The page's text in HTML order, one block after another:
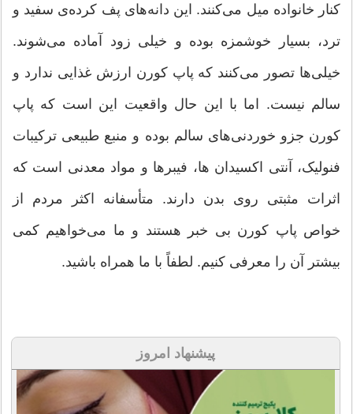
کنار خانواده میل می‌کنند. این دانه‌های پف کرده‌ی سفید و
ترد، بسیار خوشمزه بوده و خیلی زود آماده می‌شوند.
خیلی‌ها تصور می‌کنند که پاپ کورن ارزش غذایی ندارد و
سالم نیست. اما با این حال واقعیت این است که پاپ
کورن جزو خوردنی‌های سالم بوده و منبع طبیعی ترکیبات
فنولیک، آنتی اکسیدان ها، فیبرها و مواد معدنی است که
اثرات مثبتی روی بدن دارند. متأسفانه اکثر مردم از
خواص پاپ کورن بی خبر هستند و ما می‌خواهیم کمی
بیشتر آن را معرفی کنیم. لطفاً با ما همراه باشید.
پیشنهاد امروز